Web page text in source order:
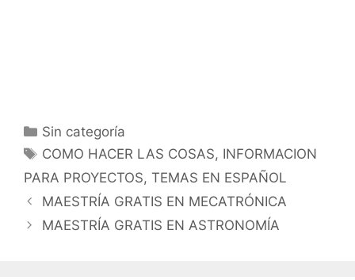
Categorías
Sin categoría
Etiquetas
COMO HACER LAS COSAS, INFORMACION
PARA PROYECTOS, TEMAS EN ESPAÑOL
MAESTRÍA GRATIS EN MECATRÓNICA
MAESTRÍA GRATIS EN ASTRONOMÍA